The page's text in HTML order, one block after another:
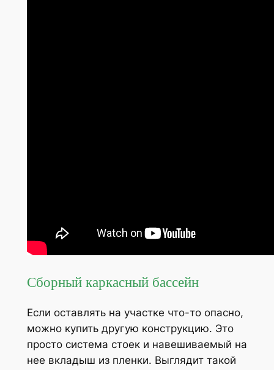
Сборный каркасный бассейн
Если оставлять на участке что-то опасно,
можно купить другую конструкцию. Это
просто система стоек и навешиваемый на
нее вкладыш из пленки. Выглядит такой